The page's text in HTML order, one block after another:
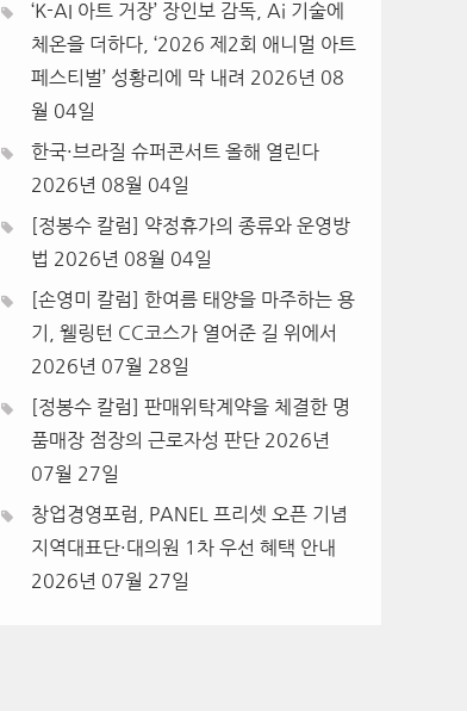
‘K-AI 아트 거장’ 장인보 감독, Ai 기술에
체온을 더하다, ‘2026 제2회 애니멀 아트
페스티벌’ 성황리에 막 내려 2026년 08
월 04일
한국·브라질 슈퍼콘서트 올해 열린다
2026년 08월 04일
[정봉수 칼럼] 약정휴가의 종류와 운영방
법 2026년 08월 04일
[손영미 칼럼] 한여름 태양을 마주하는 용
기, 웰링턴 CC코스가 열어준 길 위에서
2026년 07월 28일
[정봉수 칼럼] 판매위탁계약을 체결한 명
품매장 점장의 근로자성 판단 2026년
07월 27일
창업경영포럼, PANEL 프리셋 오픈 기념
지역대표단·대의원 1차 우선 혜택 안내
2026년 07월 27일